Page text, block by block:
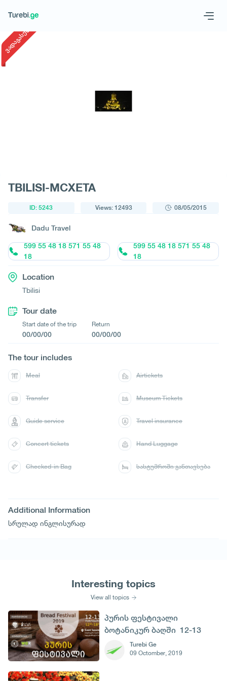
ვადაგასული
TBILISI-MCXETA
ID: 5243 Views: 12493 08/05/2015
Dadu Travel
599 55 48 18 571 55 48
18
599 55 48 18 571 55 48
18
Location
Tbilisi
Tour date
Start date of the trip
00/00/00
Return
00/00/00
Additional Information
სრულად ინგლისურად
The tour includes
Meal Airtickets
Transfer Museum Tickets
Guide service Travel insurance
Concert tickets Hand Luggage
Checked-in Bag სასტუმროში განთავსება
Interesting topics
View all topics
პურის ფესტივალი
ბოტანიკურ ბაღში 12-13
ოქტომბერს
Turebi Ge
09 Octomber, 2019